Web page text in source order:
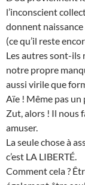
l’inconscient
donnent naissance
(ce qu’il reste
Les autres sont-ils
notre propre
aussi virile que
Aïe ! Même pas un
Zut, alors ! Il nous
amuser.
La seule chose à
c’est LA LIBERTÉ.
Comment cela ?